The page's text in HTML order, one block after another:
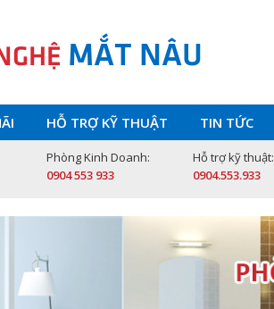
MẮT NÂU
HỖ TRỢ KỸ THUẬT TIN TỨC
Phòng Kinh Doanh:
0904 553 933
Hỗ trợ kỹ thuật:
0904.553.933